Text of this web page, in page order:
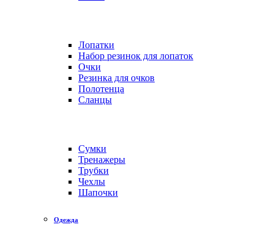
Лопатки
Набор резинок для лопаток
Очки
Резинка для очков
Полотенца
Сланцы
Сумки
Тренажеры
Трубки
Чехлы
Шапочки
Одежда